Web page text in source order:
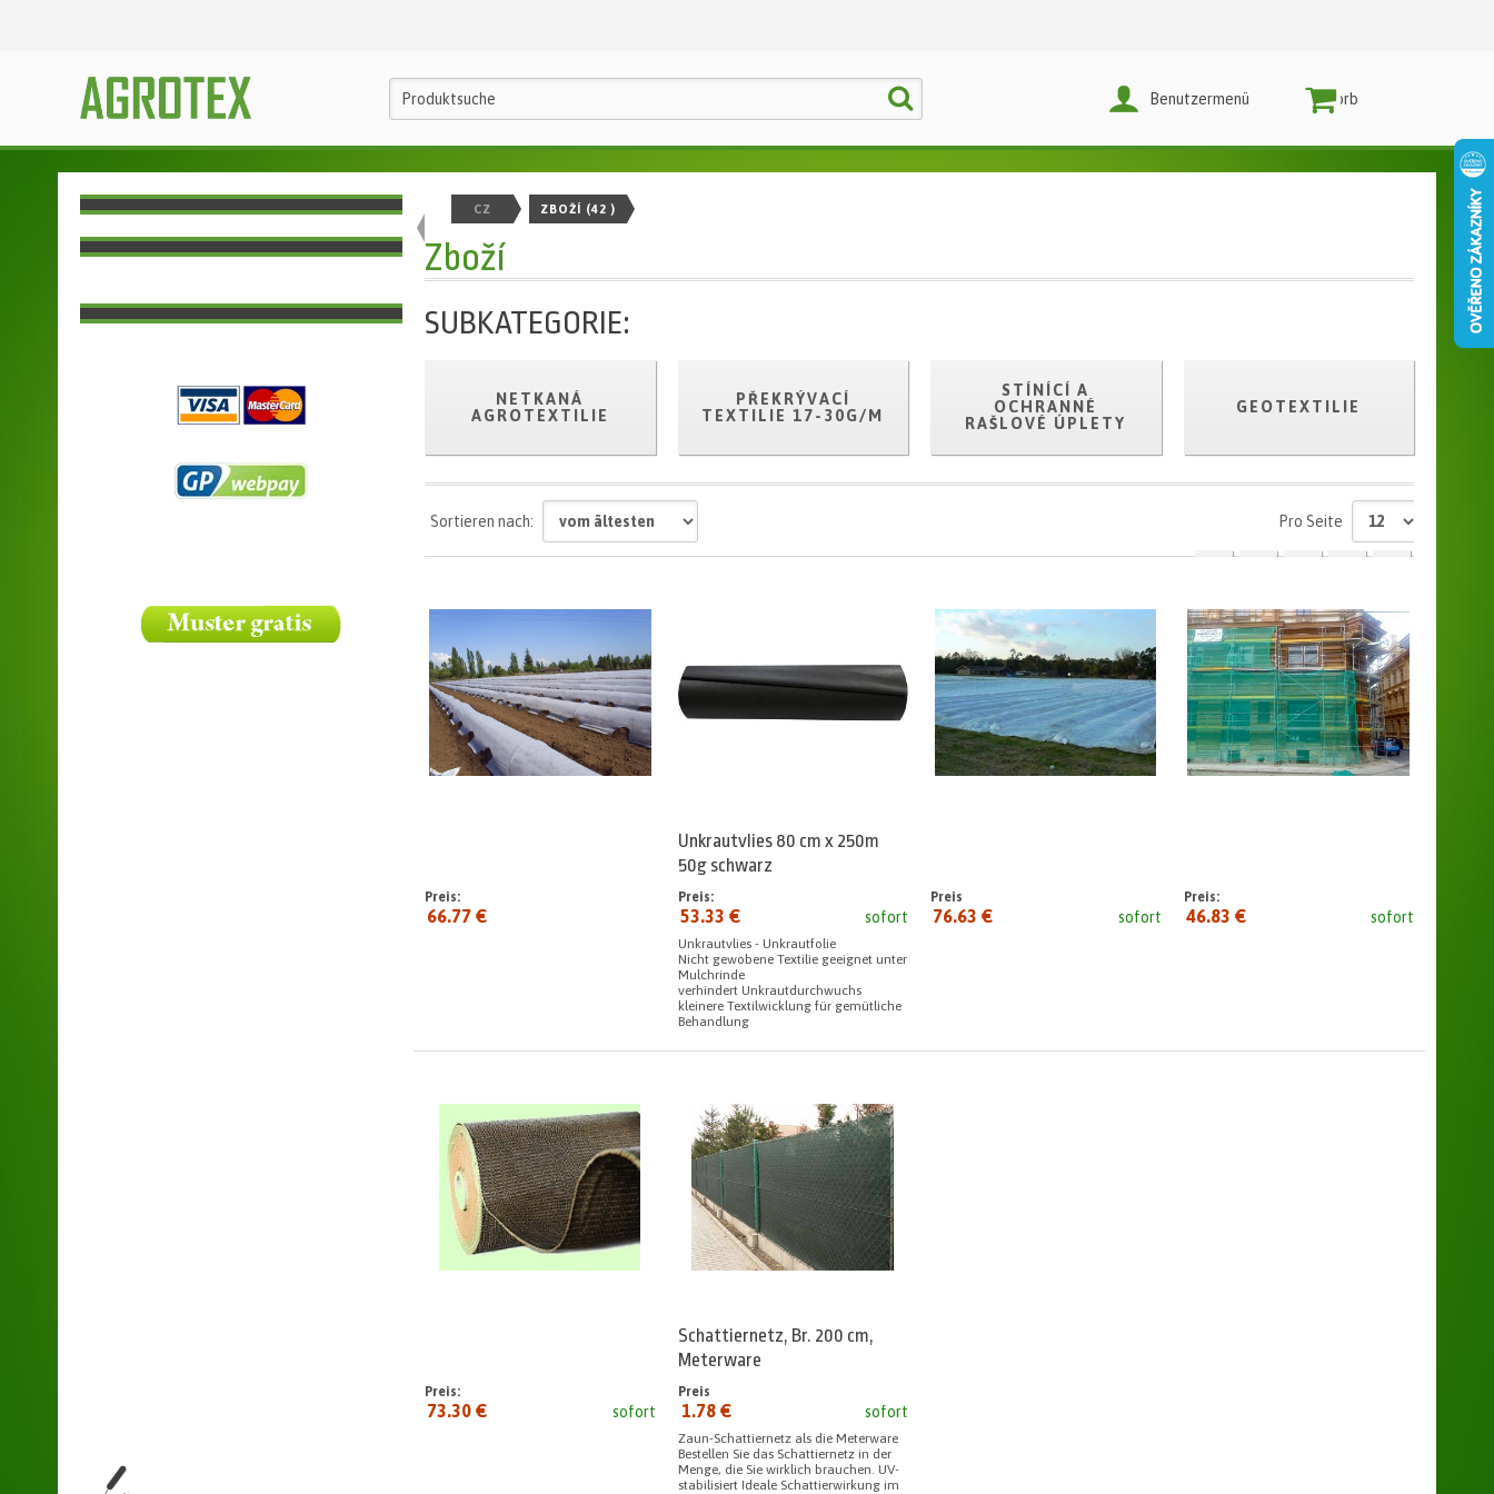
Warenkorb
Benutzermenü
CZ ZBOŽÍ (42 )
Zboží
SUBKATEGORIE:
NETKANÁ
AGROTEXTILIE
PŘEKRÝVACÍ
TEXTILIE 17-30G/M
STÍNÍCÍ A
OCHRANNÉ
RAŠLOVÉ ÚPLETY
GEOTEXTILIE
Sortieren nach: Pro Seite
Preis:
66.77 €
Unkrautvlies 80 cm x 250m
50g schwarz
sofort
Preis:
53.33 €
Unkrautvlies - Unkrautfolie
Nicht gewobene Textilie geeignet unter
Mulchrinde
verhindert Unkrautdurchwuchs
kleinere Textilwicklung für gemütliche
Behandlung
sofort
Preis
seit:
76.63 € sofort
Preis:
46.83 €
sofort
Preis:
73.30 €
Schattiernetz, Br. 200 cm,
Meterware
sofort
Preis
seit:
1.78 €
Zaun-Schattiernetz als die Meterware
Bestellen Sie das Schattiernetz in der
Menge, die Sie wirklich brauchen. UV-
stabilisiert Ideale Schattierwirkung im